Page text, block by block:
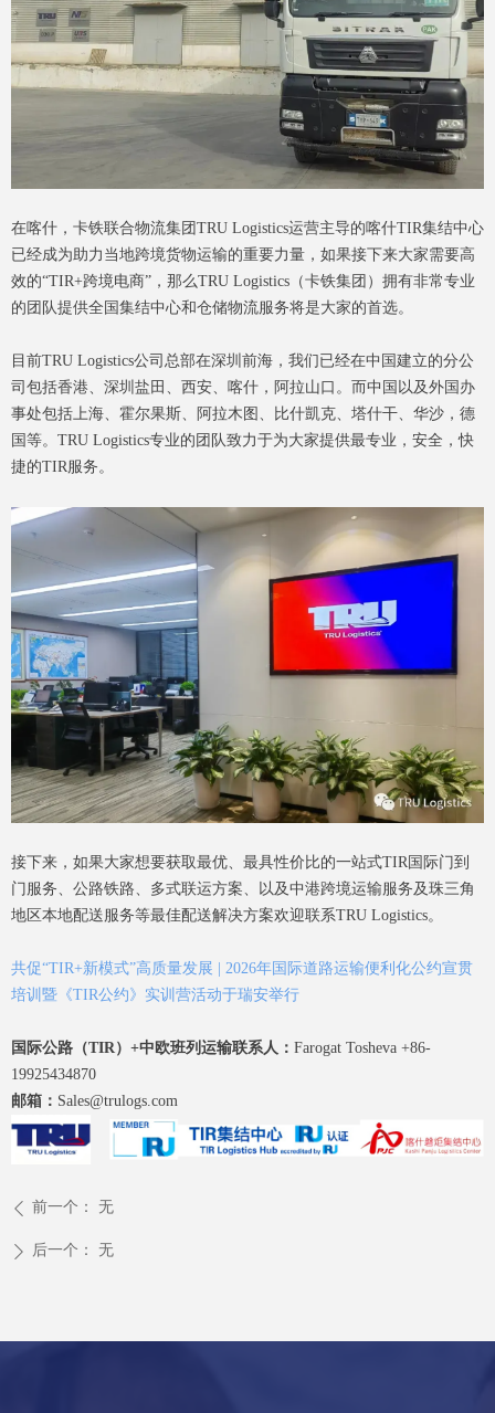
在喀什，卡铁联合物流集团TRU Logistics运营主导的喀什TIR集结中心
已经成为助力当地跨境货物运输的重要力量，如果接下来大家需要高
效的“TIR+跨境电商”，那么TRU Logistics（卡铁集团）拥有非常专业
的团队提供全国集结中心和仓储物流服务将是大家的首选。
目前TRU Logistics公司总部在深圳前海，我们已经在中国建立的分公
司包括香港、深圳盐田、西安、喀什，阿拉山口。而中国以及外国办
事处包括上海、霍尔果斯、阿拉木图、比什凱克、塔什干、华沙，德
国等。TRU Logistics专业的团队致力于为大家提供最专业，安全，快
捷的TIR服务。
接下来，如果大家想要获取最优、最具性价比的一站式TIR国际门到
门服务、公路铁路、多式联运方案、以及中港跨境运输服务及珠三角
地区本地配送服务等最佳配送解决方案欢迎联系TRU Logistics。
共促“TIR+新模式”高质量发展 | 2026年国际道路运输便利化公约宣贯
培训暨《TIR公约》实训营活动于瑞安举行
国际公路（TIR）+中欧班列运输联系人： Farogat Tosheva +86-
19925434870
邮箱： Sales@trulogs.com
ꄴ 前一个： 无
ꄲ 后一个： 无